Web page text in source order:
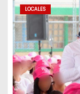
LOCALES